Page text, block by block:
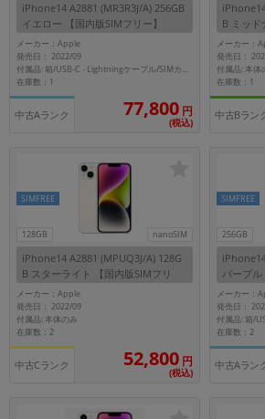
iPhone14 A2881 (MR3R3J/A) 256GB
イエロー 【国内版SIMフリー】
メーカー：Apple
発売日： 2022/09
付属品: 箱/USB-C - Lightningケーブル/SIMカードツール/マニュアル
在庫数：1
中古Aランク 77,800 円
(税込)
B ミッド
ー】
メーカー：
発売日：
付属品: 本体
在庫数：1
中古Bラン
128GB nanoSIM
SIMFREE
iPhone14 A2881 (MPUQ3J/A) 128G
B スターライト 【国内版SIMフリ
ー】
メーカー：Apple
発売日： 2022/09
付属品: 本体のみ
在庫数：2
中古Cランク 52,800 円
(税込)
256GB
SIMFREE
パープル
メーカー：
発売日：
在庫数：2
中古Aラン
「iPhone」「Xperia」「Galaxy」など
メーカー
製造、販売メーカーの絞り込み
「Apple」「SONY」「SHARP」など
機能・特徴
ドライブの絞り込み
ランク
商品状態の絞り込み
「新品」「未使用」「中古」など
CPU
CPUの絞り込み